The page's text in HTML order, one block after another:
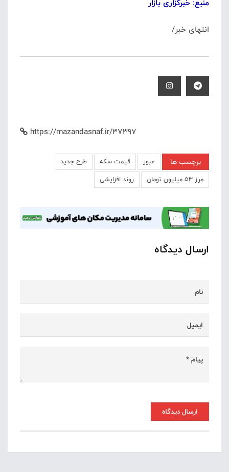
انتهای خبر/
https://mazandasnaf.ir/37397
برچسب ها عبور قیمت سکه
طرح جدید
مرز ۵۳ میلیون تومان
روند افزایشی
ارسال دیدگاه
ارسال دیدگاه